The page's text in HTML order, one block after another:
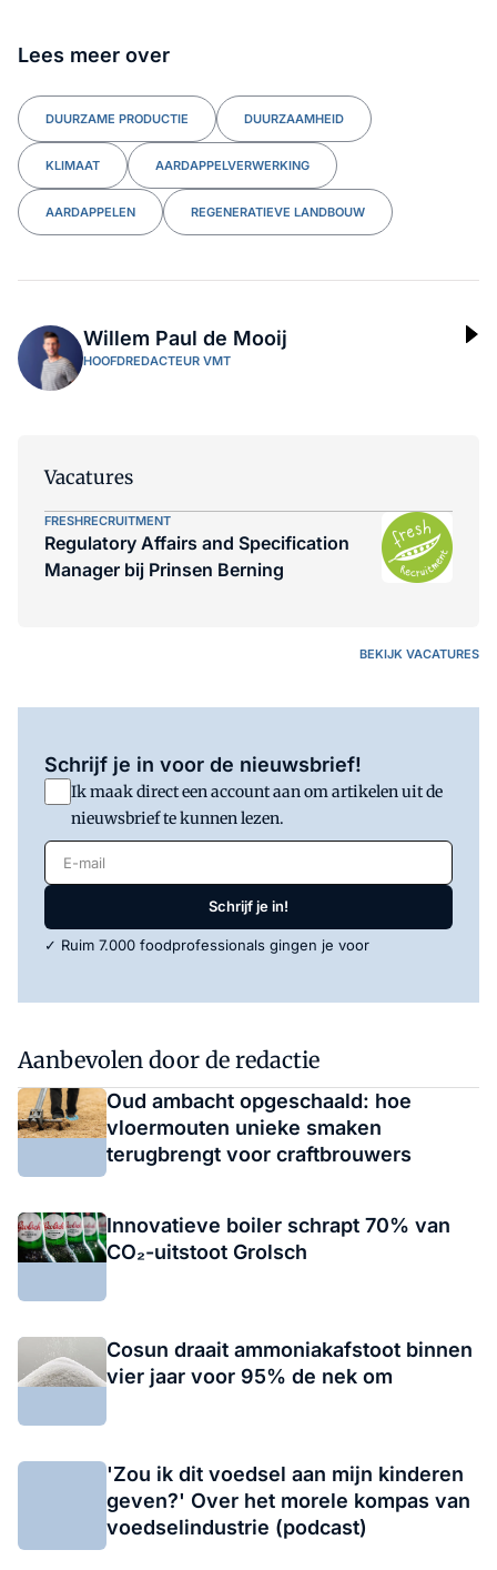
Lees meer over
DUURZAME PRODUCTIE DUURZAAMHEID
KLIMAAT AARDAPPELVERWERKING
AARDAPPELEN REGENERATIEVE LANDBOUW
Willem Paul de Mooij
HOOFDREDACTEUR VMT
Vacatures
FRESHRECRUITMENT
Regulatory Affairs and Specification
Manager bij Prinsen Berning
BEKIJK VACATURES
Schrijf je in voor de nieuwsbrief!
Ik maak direct een account aan om artikelen uit de
nieuwsbrief te kunnen lezen.
E-mail
Schrijf je in!
✓ Ruim 7.000 foodprofessionals gingen je voor
Aanbevolen door de redactie
Oud ambacht opgeschaald: hoe
vloermouten unieke smaken
terugbrengt voor craftbrouwers
Innovatieve boiler schrapt 70% van
CO₂-uitstoot Grolsch
Cosun draait ammoniakafstoot binnen
vier jaar voor 95% de nek om
'Zou ik dit voedsel aan mijn kinderen
geven?' Over het morele kompas van
voedselindustrie (podcast)